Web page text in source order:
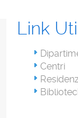
Link
Centri